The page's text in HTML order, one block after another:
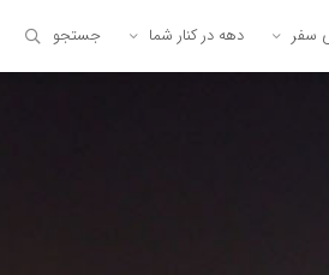
سفر دهه در کنار شما جستجو